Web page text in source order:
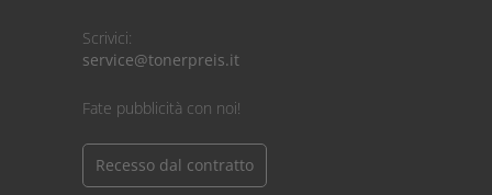
Scrivici:
service@tonerpreis.it
Fate pubblicità con noi!
Recesso dal contratto